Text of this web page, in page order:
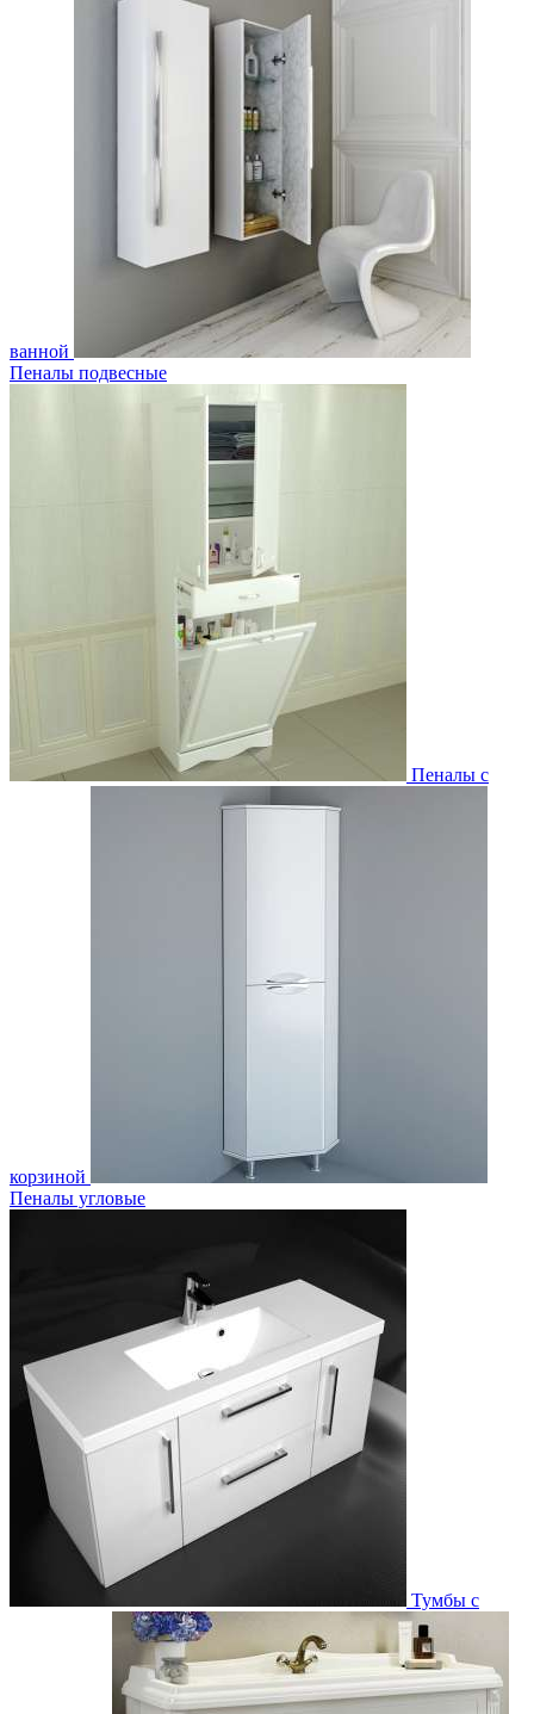
ванной
Пеналы подвесные
Пеналы с
корзиной
Пеналы угловые
Тумбы с